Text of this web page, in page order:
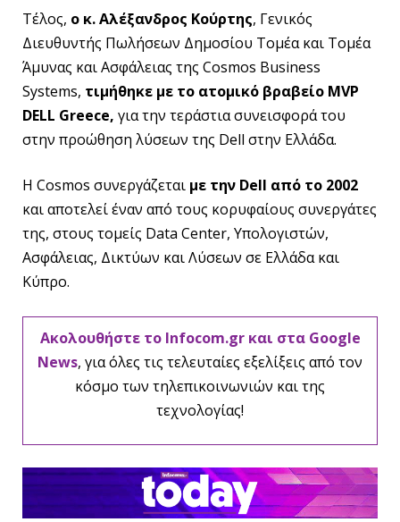
Τέλος, ο κ. Αλέξανδρος Κούρτης, Γενικός
Διευθυντής Πωλήσεων Δημοσίου Τομέα και Τομέα
Άμυνας και Ασφάλειας της Cosmos Business
Systems, τιμήθηκε με το ατομικό βραβείο MVP
DELL Greece, για την τεράστια συνεισφορά του
στην προώθηση λύσεων της Dell στην Ελλάδα.
Η Cosmos συνεργάζεται με την Dell από το 2002
και αποτελεί έναν από τους κορυφαίους συνεργάτες
της, στους τομείς Data Center, Υπολογιστών,
Ασφάλειας, Δικτύων και Λύσεων σε Ελλάδα και
Κύπρο.
Ακολουθήστε το Infocom.gr και στα Google
News, για όλες τις τελευταίες εξελίξεις από τον
κόσμο των τηλεπικοινωνιών και της
τεχνολογίας!